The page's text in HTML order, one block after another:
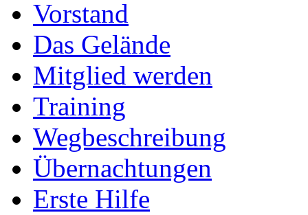
Vorstand
Das Gelände
Mitglied werden
Training
Wegbeschreibung
Übernachtungen
Erste Hilfe